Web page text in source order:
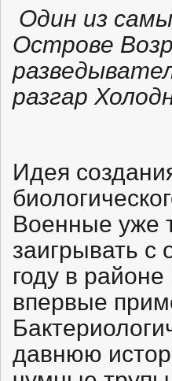
Один из
Острове
разгар
Идея
Военные уже
заигрывать
году в
впервые
давнюю